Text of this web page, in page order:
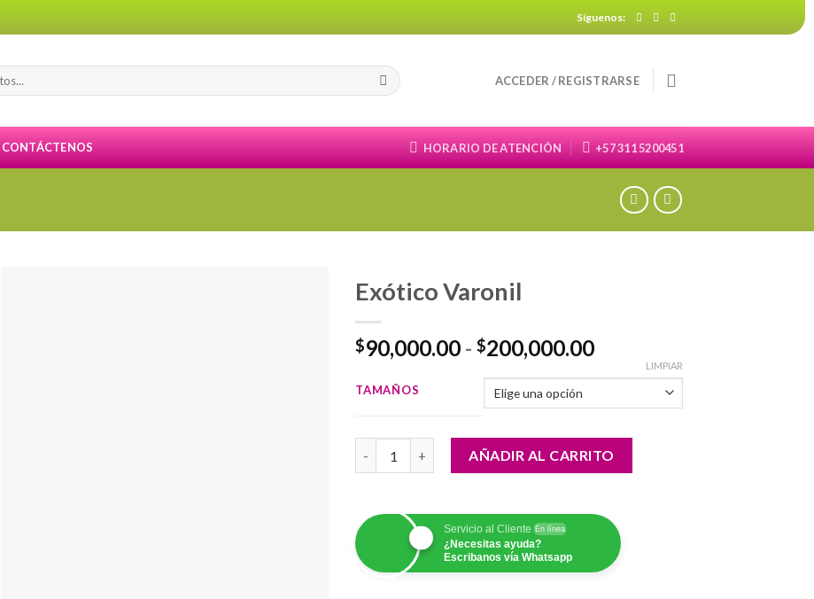
Síguenos:
ACCEDER / REGISTRARSE
CONTÁCTENOS HORARIO DE ATENCIÓN +57 311 5200451
Exótico Varonil
$90,000.00 - $200,000.00Rango
precios:
desde
$90,000.00
hasta
$200,000.00
TAMAÑOS
LIMPIAR
Exótico Varonil cantidadAÑADIR AL CARRITO
Servicio al Cliente En línea
¿Necesitas ayuda?
Escribanos vía Whatsapp